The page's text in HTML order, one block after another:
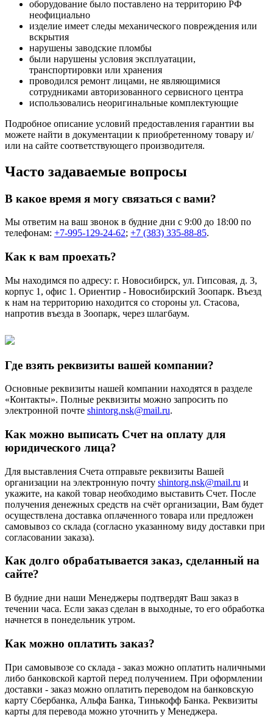
оборудование было поставлено на территорию РФ
неофициально
изделие имеет следы механического повреждения или
вскрытия
нарушены заводские пломбы
были нарушены условия эксплуатации,
транспортировки или хранения
проводился ремонт лицами, не являющимися
сотрудниками авторизованного сервисного центра
использовались неоригинальные комплектующие
Подробное описание условий предоставления гарантии вы
можете найти в документации к приобретенному товару и/
или на сайте соответствующего производителя.
Часто задаваемые вопросы
В какое время я могу связаться с вами?
Мы ответим на ваш звонок в будние дни с 9:00 до 18:00 по
телефонам: +7-995-129-24-62; +7 (383) 335-88-85.
Как к вам проехать?
Мы находимся по адресу: г. Новосибирск, ул. Гипсовая, д. 3,
корпус 1, офис 1. Ориентир - Новосибирский Зоопарк. Въезд
к нам на территорию находится со стороны ул. Стасова,
напротив въезда в Зоопарк, через шлагбаум.
Где взять реквизиты вашей компании?
Основные реквизиты нашей компании находятся в разделе
«Контакты». Полные реквизиты можно запросить по
электронной почте shintorg.nsk@mail.ru.
Как можно выписать Счет на оплату для
юридического лица?
Для выставления Счета отправьте реквизиты Вашей
организации на электронную почту shintorg.nsk@mail.ru и
укажите, на какой товар необходимо выставить Счет. После
получения денежных средств на счёт организации, Вам будет
осуществлена доставка оплаченного товара или предложен
самовывоз со склада (согласно указанному виду доставки при
согласовании заказа).
Как долго обрабатывается заказ, сделанный на
сайте?
В будние дни наши Менеджеры подтвердят Ваш заказ в
течении часа. Если заказ сделан в выходные, то его обработка
начнется в понедельник утром.
Как можно оплатить заказ?
При самовывозе со склада - заказ можно оплатить наличными
либо банковской картой перед получением. При оформлении
доставки - заказ можно оплатить переводом на банковскую
карту Сбербанка, Альфа Банка, Тинькофф Банка. Реквизиты
карты для перевода можно уточнить у Менеджера.